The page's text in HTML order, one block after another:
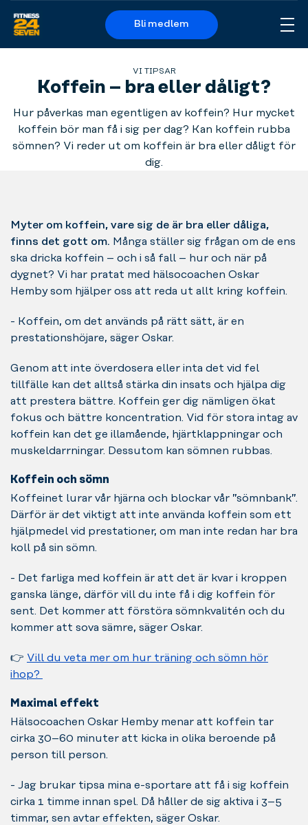
Logo
Bli medlem
VI TIPSAR
Koffein – bra eller dåligt?
Hur påverkas man egentligen av koffein? Hur mycket
koffein bör man få i sig per dag? Kan koffein rubba
sömnen? Vi reder ut om koffein är bra eller dåligt för
dig.
Myter om koffein, vare sig de är bra eller dåliga,
finns det gott om. Många ställer sig frågan om de ens
ska dricka koffein – och i så fall – hur och när på
dygnet? Vi har pratat med hälsocoachen Oskar
Hemby som hjälper oss att reda ut allt kring koffein.
- Koffein, om det används på rätt sätt, är en
prestationshöjare, säger Oskar.
Genom att inte överdosera eller inta det vid fel
tillfälle kan det alltså stärka din insats och hjälpa dig
att prestera bättre. Koffein ger dig nämligen ökat
fokus och bättre koncentration. Vid för stora intag av
koffein kan det ge illamående, hjärtklappningar och
muskeldarrningar. Dessutom kan sömnen rubbas.
Koffein och sömn
Koffeinet lurar vår hjärna och blockar vår ”sömnbank”.
Därför är det viktigt att inte använda koffein som ett
hjälpmedel vid prestationer, om man inte redan har bra
koll på sin sömn.
- Det farliga med koffein är att det är kvar i kroppen
ganska länge, därför vill du inte få i dig koffein för
sent. Det kommer att förstöra sömnkvalitén och du
kommer att sova sämre, säger Oskar.
👉 Vill du veta mer om hur träning och sömn hör
ihop?
Maximal effekt
Hälsocoachen Oskar Hemby menar att koffein tar
cirka 30–60 minuter att kicka in olika beroende på
person till person.
- Jag brukar tipsa mina e-sportare att få i sig koffein
cirka 1 timme innan spel. Då håller de sig aktiva i 3–5
timmar, sen avtar effekten, säger Oskar.